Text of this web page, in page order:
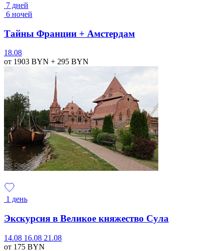
7 дней
6 ночей
Тайны Франции + Амстердам
18.08
от 1903 BYN + 295 BYN
1 день
Экскурсия в Великое княжество Сула
14.08 16.08 21.08
от 175 BYN